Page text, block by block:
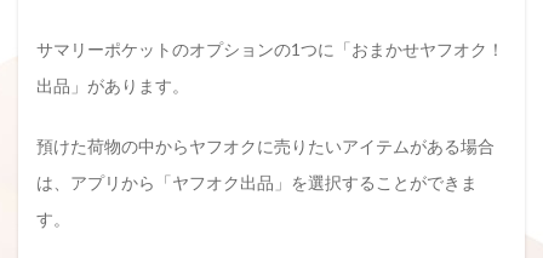
サマリーポケットのオプションの1つに「おまかせヤフオク！
出品」があります。
預けた荷物の中からヤフオクに売りたいアイテムがある場合
は、アプリから「ヤフオク出品」を選択することができま
す。